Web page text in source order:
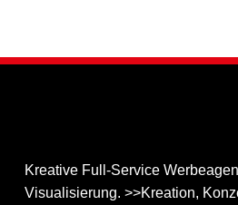
Kreative Full-Service
Visualisierung. >>Kreation,